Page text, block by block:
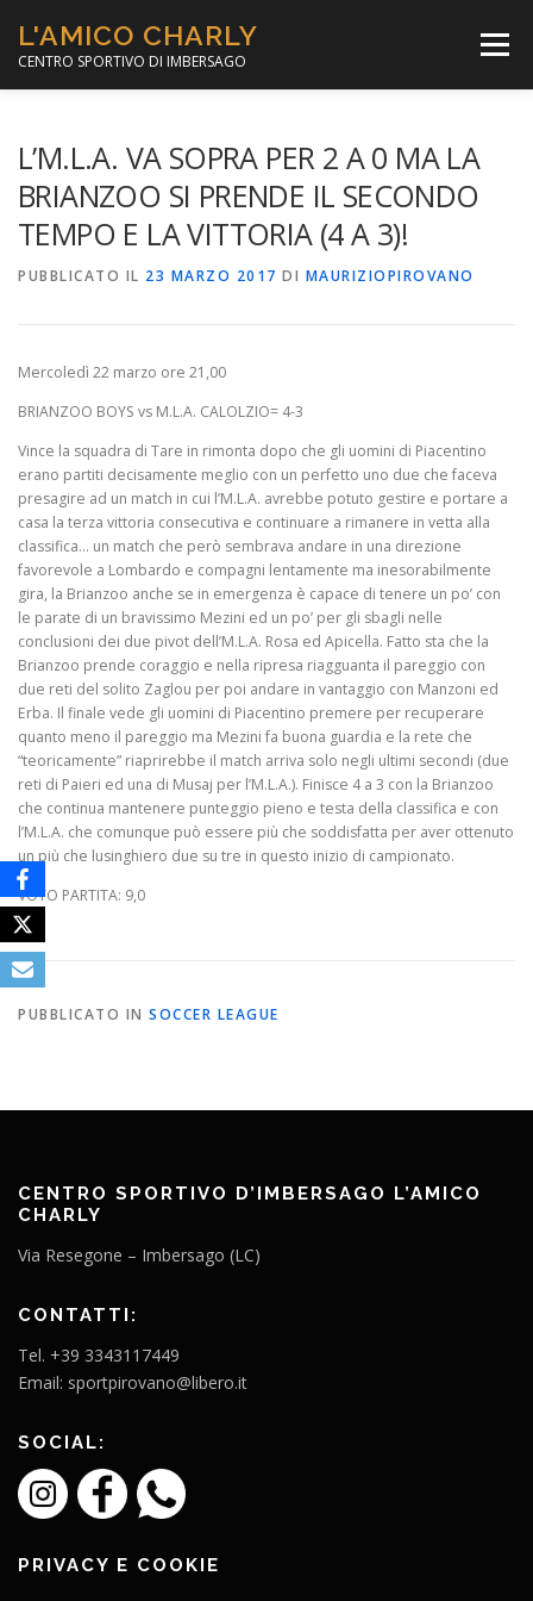
contenuto
L'AMICO CHARLY
CENTRO SPORTIVO DI IMBERSAGO
Menù
PER IL SOCIALE MINIBASKET
L’M.L.A. VA SOPRA PER 2 A 0 MA LA
BRIANZOO SI PRENDE IL SECONDO
TEMPO E LA VITTORIA (4 A 3)!
PUBBLICATO IL 23 MARZO 2017 DI MAURIZIOPIROVANO
Mercoledì 22 marzo ore 21,00
BRIANZOO BOYS vs M.L.A. CALOLZIO= 4-3
Vince la squadra di Tare in rimonta dopo che gli uomini di Piacentino
erano partiti decisamente meglio con un perfetto uno due che faceva
presagire ad un match in cui l’M.L.A. avrebbe potuto gestire e portare a
casa la terza vittoria consecutiva e continuare a rimanere in vetta alla
classifica… un match che però sembrava andare in una direzione
favorevole a Lombardo e compagni lentamente ma inesorabilmente
gira, la Brianzoo anche se in emergenza è capace di tenere un po’ con
le parate di un bravissimo Mezini ed un po’ per gli sbagli nelle
conclusioni dei due pivot dell’M.L.A. Rosa ed Apicella. Fatto sta che la
Brianzoo prende coraggio e nella ripresa riagguanta il pareggio con
due reti del solito Zaglou per poi andare in vantaggio con Manzoni ed
Erba. Il finale vede gli uomini di Piacentino premere per recuperare
quanto meno il pareggio ma Mezini fa buona guardia e la rete che
“teoricamente” riaprirebbe il match arriva solo negli ultimi secondi (due
reti di Paieri ed una di Musaj per l’M.L.A.). Finisce 4 a 3 con la Brianzoo
che continua mantenere punteggio pieno e testa della classifica e con
l’M.L.A. che comunque può essere più che soddisfatta per aver ottenuto
un più che lusinghiero due su tre in questo inizio di campionato.
VOTO PARTITA: 9,0
PUBBLICATO IN SOCCER LEAGUE
CENTRO SPORTIVO D’IMBERSAGO L’AMICO
CHARLY
Via Resegone – Imbersago (LC)
CONTATTI:
Tel. +39 3343117449
Email: sportpirovano@libero.it
SOCIAL:
PRIVACY E COOKIE